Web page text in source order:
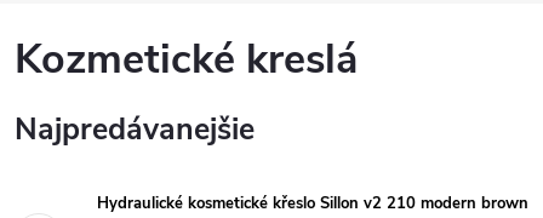
Kozmetické kreslá
Najpredávanejšie
Hydraulické kosmetické křeslo Sillon v2 210 modern brown